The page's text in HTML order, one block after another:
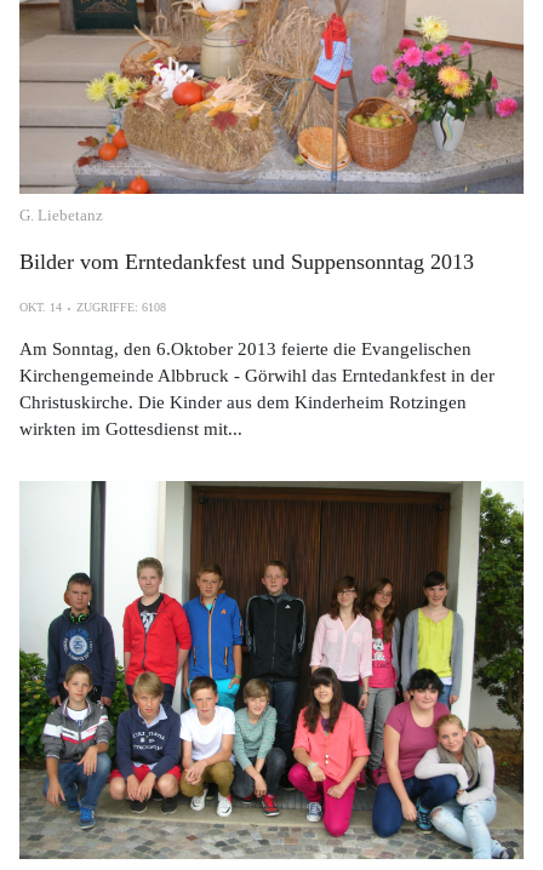
G. Liebetanz
Bilder vom Erntedankfest und Suppensonntag 2013
OKT. 14 ZUGRIFFE: 6108
Am Sonntag, den 6.Oktober 2013 feierte die Evangelischen
Kirchengemeinde Albbruck - Görwihl das Erntedankfest in der
Christuskirche. Die Kinder aus dem Kinderheim Rotzingen
wirkten im Gottesdienst mit...